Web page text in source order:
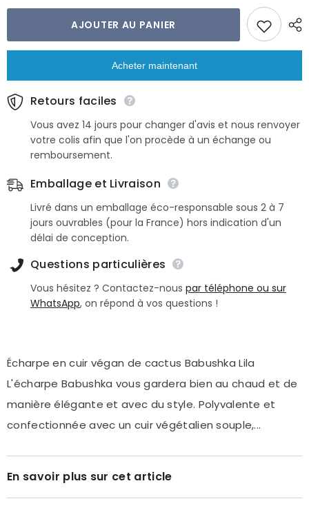
cuir
cuir
végan
Lila
AJOUTER AU PANIER
Acheter maintenant
Retours faciles
Vous avez 14 jours pour changer d'avis et nous renvoyer
votre colis afin que l'on procède à un échange ou
remboursement.
Emballage et Livraison
Livré dans un emballage éco-responsable sous 2 à 7
jours ouvrables (pour la France) hors indication d'un
délai de conception.
Questions particulières
Vous hésitez ? Contactez-nous par téléphone ou sur
WhatsApp, on répond à vos questions !
Écharpe en cuir végan de cactus Babushka Lila
L'écharpe Babushka vous gardera bien au chaud et de
manière élégante et avec du style. Polyvalente et
confectionnée avec un cuir végétalien souple,...
En savoir plus sur cet article